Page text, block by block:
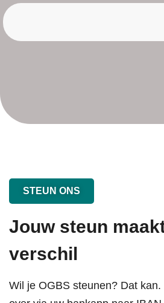
STEUN ONS
Jouw steun
verschil
Wil je OGBS steunen? Dat